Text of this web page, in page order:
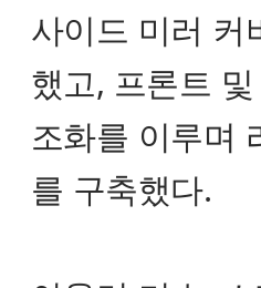
사이드 미러 커
했고, 프론트
조화를 이루며
를 구축했다.